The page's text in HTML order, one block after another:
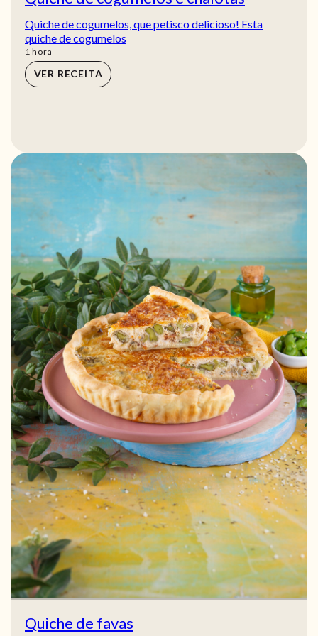
Quiche de cogumelos, que petisco delicioso! Esta
quiche de cogumelos
1 hora
hora
VER RECEITA
Quiche de favas